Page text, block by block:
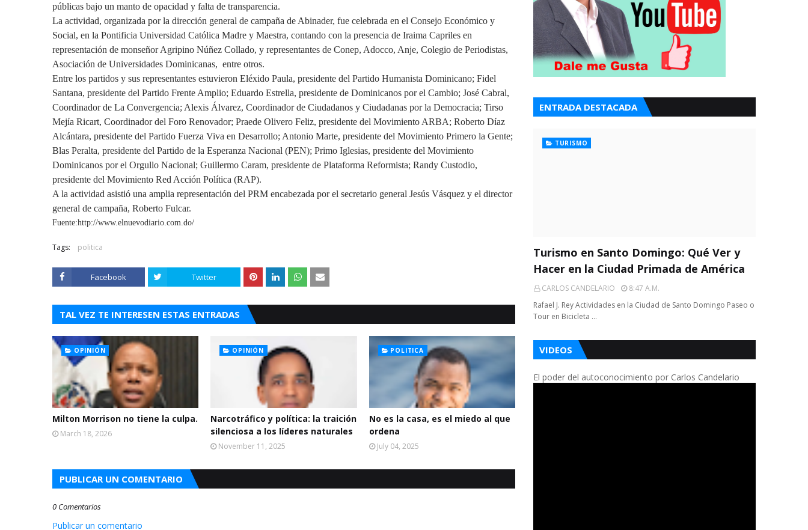
públicas bajo un manto de opacidad y falta de transparencia.
La actividad, organizada por la dirección general de campaña de Abinader, fue celebrada en el Consejo Económico y
Social, en la Pontificia Universidad Católica Madre y Maestra, contando con la presencia de Iraima Capriles en
representación de monseñor Agripino Núñez Collado, y representantes de Conep, Adocco, Anje, Colegio de Periodistas,
Asociación de Universidades Dominicanas, entre otros.
Entre los partidos y sus representantes estuvieron Eléxido Paula, presidente del Partido Humanista Dominicano; Fidel
Santana, presidente del Partido Frente Amplio; Eduardo Estrella, presidente de Dominicanos por el Cambio; José Cabral,
Coordinador de La Convergencia; Alexis Álvarez, Coordinador de Ciudadanos y Ciudadanas por la Democracia; Tirso
Mejía Ricart, Coordinador del Foro Renovador; Praede Olivero Feliz, presidente del Movimiento ARBA; Roberto Díaz
Alcántara, presidente del Partido Fuerza Viva en Desarrollo; Antonio Marte, presidente del Movimiento Primero la Gente;
Blas Peralta, presidente del Partido de la Esperanza Nacional (PEN); Primo Iglesias, presidente del Movimiento
Dominicanos por el Orgullo Nacional; Guillermo Caram, presidente de Plataforma Reformista; Randy Custodio,
presidente del Movimiento Red Acción Política (RAP).
A la actividad asistió una amplia representación del PRM encabezada por el secretario general Jesús Vásquez y el director
general de campaña, Roberto Fulcar.
Fuente:http://www.elnuevodiario.com.do/
Tags: politica
Facebook Twitter
TAL VEZ TE INTERESEN ESTAS ENTRADAS
OPINIÓN
Milton Morrison no tiene la culpa.
March 18, 2026
OPINIÓN
Narcotráfico y política: la traición
silenciosa a los líderes naturales
November 11, 2025
POLITICA
No es la casa, es el miedo al que
ordena
July 04, 2025
PUBLICAR UN COMENTARIO
0 Comentarios
Publicar un comentario
ENTRADA DESTACADA
TURISMO
Turismo en Santo Domingo: Qué Ver y
Hacer en la Ciudad Primada de América
CARLOS CANDELARIO
8:47 A.m.
Rafael J. Rey Actividades en la Ciudad de Santo Domingo Paseo o
Tour en Bicicleta …
VIDEOS
El poder del autoconocimiento por Carlos Candelario